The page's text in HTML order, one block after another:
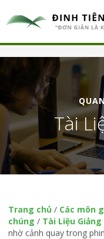
Tài
Trang chủ / Các môn
chúng / Tài Liệu Giảng
nhờ cảnh quay trong